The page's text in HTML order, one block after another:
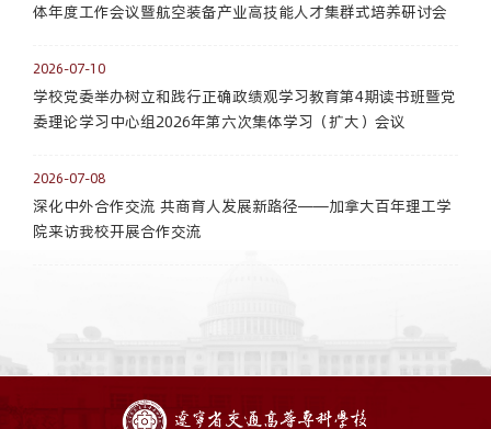
体年度工作会议暨航空装备产业高技能人才集群式培养研讨会
2026-07-10
学校党委举办树立和践行正确政绩观学习教育第4期读书班暨党
委理论学习中心组2026年第六次集体学习（扩大）会议
2026-07-08
深化中外合作交流 共商育人发展新路径——加拿大百年理工学
院来访我校开展合作交流